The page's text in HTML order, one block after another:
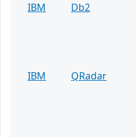
IBM
Db2
IBM
QRadar